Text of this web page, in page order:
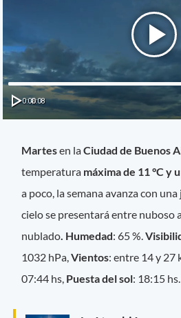
Martesen laCiudad de Buenos
temperatura máxima de 11 °C y
a poco, la semana avanza con
cielo se presentará entre nuboso
nublado Humedad: 65 %.
1032 hPa,Vientos: entre 14 y 27
07:44 hs, Puesta del sol: 18:15 hs.